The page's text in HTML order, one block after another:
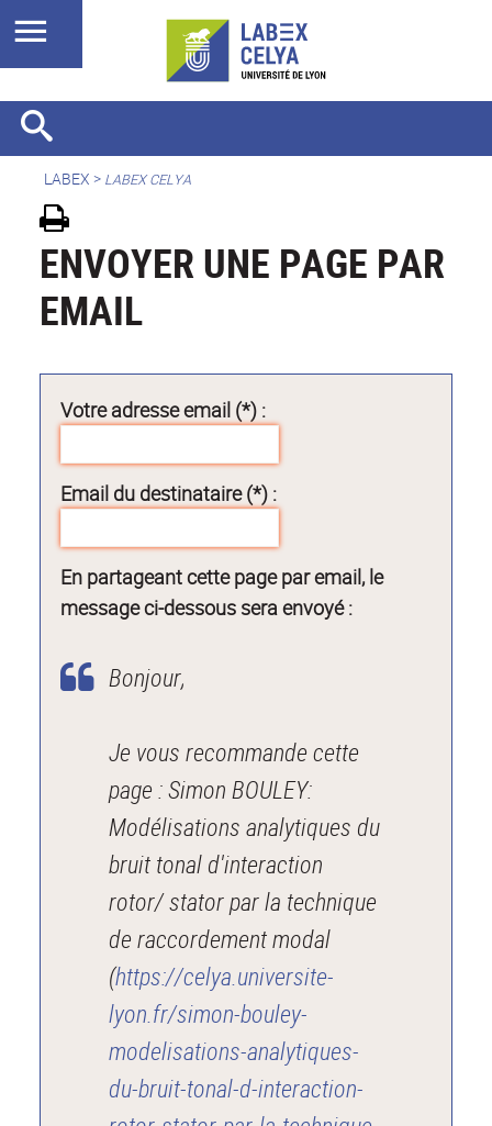
LABEX > LABEX CELYA
ENVOYER UNE PAGE PAR
EMAIL
Votre adresse email (*) :
Email du destinataire (*) :
En partageant cette page par email, le
message ci-dessous sera envoyé :
Bonjour,
Je vous recommande cette
page : Simon BOULEY:
Modélisations analytiques du
bruit tonal d'interaction
rotor/ stator par la technique
de raccordement modal
(https://celya.universite-
lyon.fr/simon-bouley-
modelisations-analytiques-
du-bruit-tonal-d-interaction-